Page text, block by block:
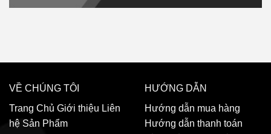
VỀ CHÚNG TÔI
Trang Chủ Giới thiệu Liên
hệ Sản Phẩm
HƯỚNG DẪN
Hướng dẫn mua hàng
Hướng dẫn thanh toán